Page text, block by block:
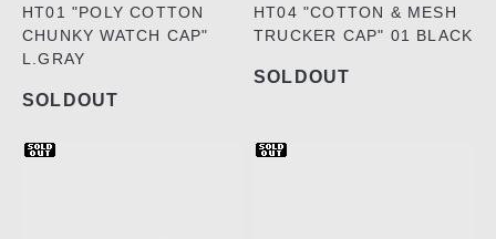
HT01 "POLY COTTON
CHUNKY WATCH CAP"
L.GRAY
SOLDOUT
HT04 "COTTON & MESH
TRUCKER CAP" 01 BLACK
SOLDOUT